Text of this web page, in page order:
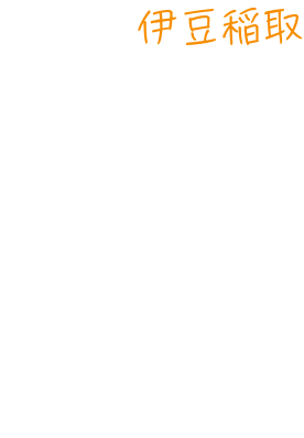
​伊豆稲取